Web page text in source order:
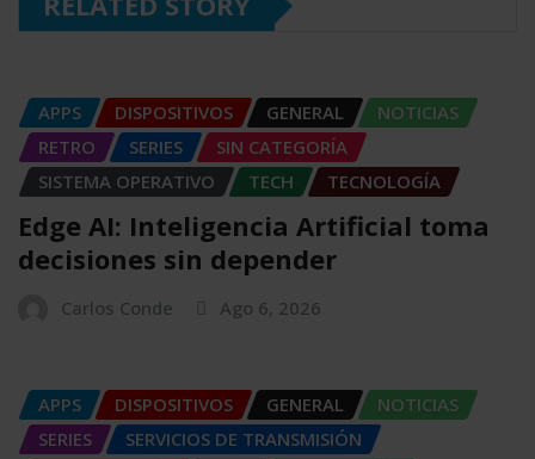
APPS DISPOSITIVOS GENERAL
NOTICIAS
RETRO
SERIES
SIN CATEGORÍA
SISTEMA OPERATIVO
TECH TECNOLOGÍA
Edge AI: Inteligencia Artificial toma
decisiones sin depender
Carlos Conde Ago 6, 2026
APPS DISPOSITIVOS GENERAL
NOTICIAS
SERIES
SERVICIOS DE TRANSMISIÓN